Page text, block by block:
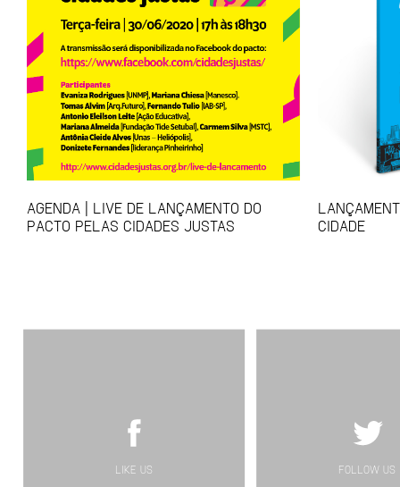
AGENDA | LIVE DE LANÇAMENTO DO
PACTO PELAS CIDADES JUSTAS
CIDADE
LIKE US FOLLOW US